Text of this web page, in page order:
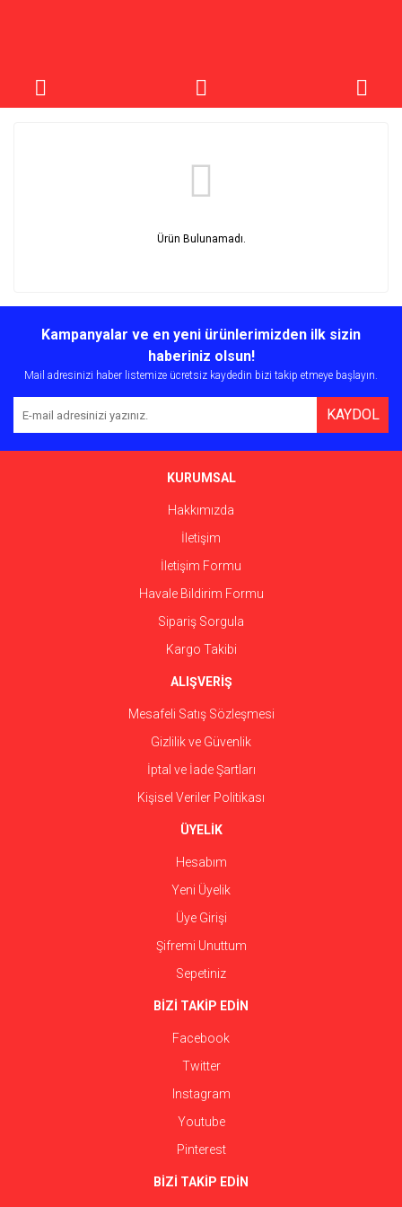
Ürün Bulunamadı.
Kampanyalar ve en yeni ürünlerimizden ilk sizin
haberiniz olsun!
Mail adresinizi haber listemize ücretsiz kaydedin bizi takip etmeye başlayın.
KAYDOL
KURUMSAL
Hakkımızda
İletişim
İletişim Formu
Havale Bildirim Formu
Sipariş Sorgula
Kargo Takibi
ALIŞVERİŞ
Mesafeli Satış Sözleşmesi
Gizlilik ve Güvenlik
İptal ve İade Şartları
Kişisel Veriler Politikası
ÜYELİK
Hesabım
Yeni Üyelik
Üye Girişi
Şifremi Unuttum
Sepetiniz
BİZİ TAKİP EDİN
Facebook
Twitter
Instagram
Youtube
Pinterest
BİZİ TAKİP EDİN